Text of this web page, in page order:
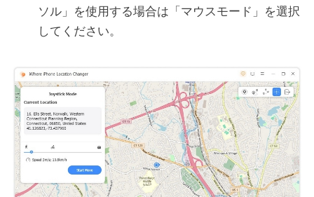
ソル」を使用する場合は「マウスモード」を選択
してください。